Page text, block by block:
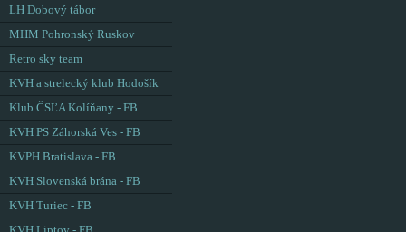
LH Dobový tábor
MHM Pohronský Ruskov
Retro sky team
KVH a strelecký klub Hodošík
Klub ČSĽA Kolíňany - FB
KVH PS Záhorská Ves - FB
KVPH Bratislava - FB
KVH Slovenská brána - FB
KVH Turiec - FB